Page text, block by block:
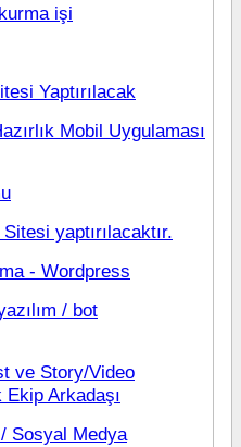
işi
Yaptırılacak
Mobil Uygulaması
yaptırılacaktır.
- Wordpress
/ bot
ve Story/Video
Arkadaşı
Sosyal Medya